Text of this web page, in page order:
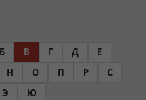
Б В Г Д
Е
Н О П Р
С
Э Ю